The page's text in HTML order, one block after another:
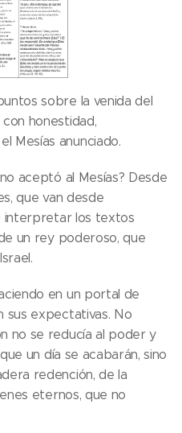
sobre la venida del
honestidad,
Mesías anunciado.
aceptó al Mesías? Desde
que van desde
interpretar los textos
un rey poderoso, que
en un portal de
sus expectativas. No
no se reducía al poder y
un día se acabarán, sino
redención, de la
eternos, que no